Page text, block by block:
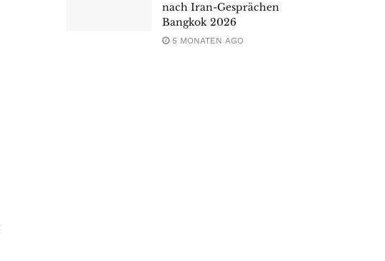
nach Iran-Gesprächen
Bangkok 2026
5 MONATEN AGO